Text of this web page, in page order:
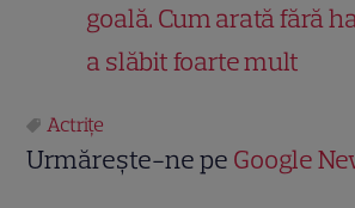
goală. Cum arată fără
a slăbit foarte mult
Actrițe
Urmărește-ne pe Google